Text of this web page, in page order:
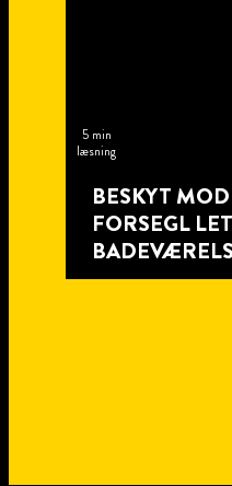
5 min
læsning
BESKYT
FORSEGL